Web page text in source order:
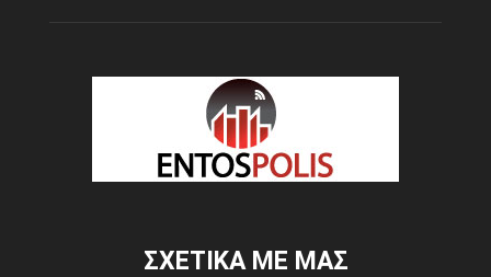
ΣΧΕΤΙΚΑ ΜΕ ΜΑΣ